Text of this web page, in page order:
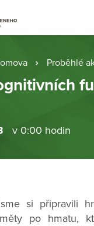
Proběhlé
v 0:00 hodin
si připravili
po hmatu,